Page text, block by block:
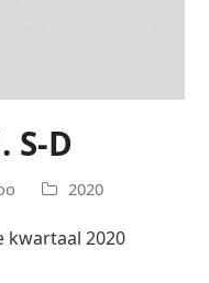
S-D
2020
kwartaal 2020